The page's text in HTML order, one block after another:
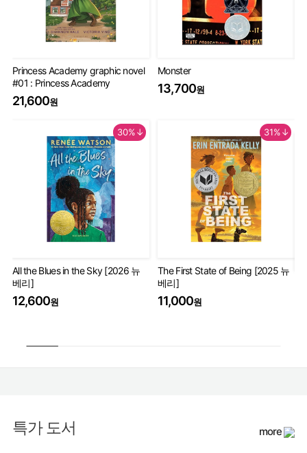
Princess Academy graphic novel
#01 : Princess Academy
21,600원
Monster
13,700원
30%↓
All the Blues in the Sky [2026 뉴
베리]
12,600원
31%↓
The First State of Being [2025 뉴
베리]
11,000원
특가 도서 more